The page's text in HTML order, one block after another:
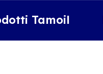
Tamoil